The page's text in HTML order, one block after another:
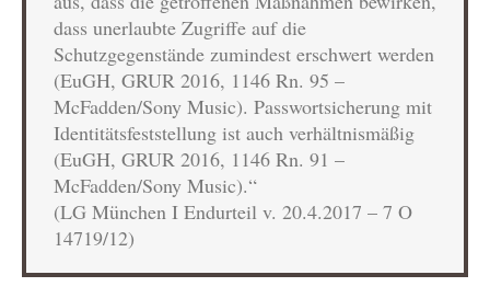
dass unerlaubte Zugriffe auf die
Schutzgegenstände zumindest erschwert werden
(EuGH, GRUR 2016, 1146 Rn. 95 –
McFadden/Sony Music). Passwortsicherung mit
Identitätsfeststellung ist auch verhältnismäßig
(EuGH, GRUR 2016, 1146 Rn. 91 –
McFadden/Sony Music).“
(LG München I Endurteil v. 20.4.2017 – 7 O
14719/12)